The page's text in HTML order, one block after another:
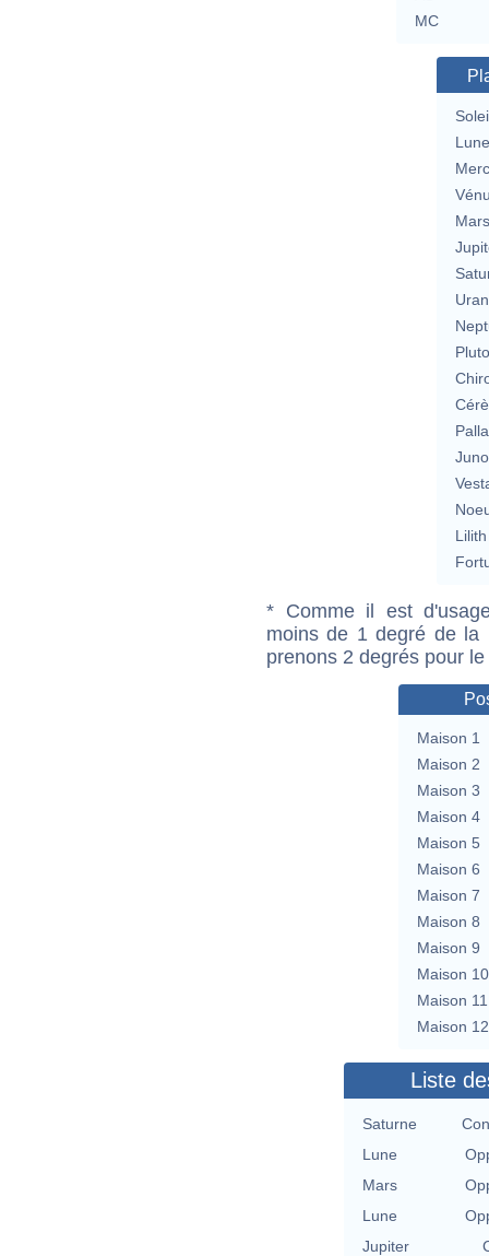
MC
Lune
Mars
Lilith
* Comme il est
moins de 1 degré de la
prenons 2 degrés pour
Maison 1
Maison 2
Maison 3
Maison 4
Maison 5
Maison 6
Maison 7
Maison 8
Maison 9
Maison 10
Maison 11
Maison 12
Liste
Saturne
Lune
Mars
Lune
Jupiter